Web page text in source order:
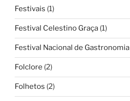
Festivais (1)
Festival Celestino Graça (1)
Festival Nacional de Gastronomia
Folclore (2)
Folhetos (2)